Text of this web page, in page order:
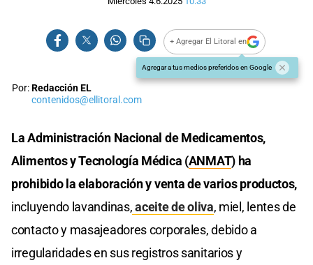
+ Agregar El Litoral en
Agregar a tus medios preferidos en Google
Por:Redacción EL
contenidos@ellitoral.com
La Administración Nacional de Medicamentos,
Alimentos y Tecnología Médica (ANMAT) ha
prohibido la elaboración y venta de varios productos,
incluyendo lavandinas,aceite de oliva, miel, lentes de
contacto y masajeadores corporales, debido a
irregularidades en sus registros sanitarios y